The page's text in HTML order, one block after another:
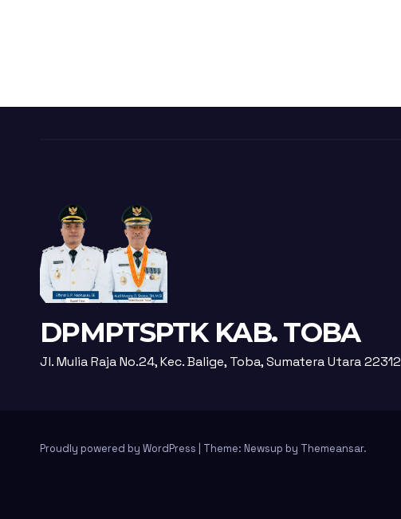
DPMPTSPTK KAB. TOBA
Jl. Mulia Raja No.24, Kec. Balige, Toba, Sumatera Utara 22312
Proudly powered by WordPress Theme: Newsup by Themeansar.